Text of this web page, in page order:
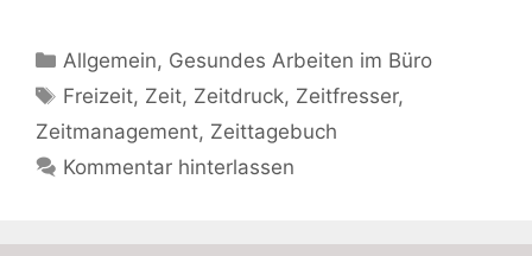
Kategorien
Allgemein, Gesundes Arbeiten im Büro
Schlagwörter
Freizeit, Zeit, Zeitdruck, Zeitfresser,
Zeitmanagement, Zeittagebuch
Kommentar hinterlassen